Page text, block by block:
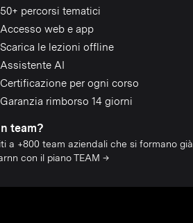
50+ percorsi tematici
Accesso web e app
Scarica le lezioni offline
Assistente AI
Certificazione per ogni corso
Garanzia rimborso 14 giorni
team?
a +800 team aziendali che si formano già
con il piano TEAM →